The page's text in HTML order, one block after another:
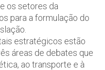
os setores da
para a formulação do
estratégicos estão
áreas de debates que
ao transporte e à